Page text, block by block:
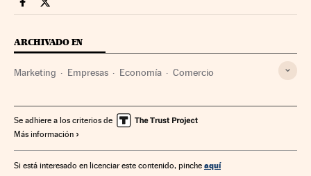
Companias Cinco Días en Facebook
Companias Cinco Días en Twitter
ARCHIVADO EN
Marketing Empresas Economía Comercio
Se adhiere a los criterios de
Más información
Si está interesado en licenciar este contenido, pinche aquí